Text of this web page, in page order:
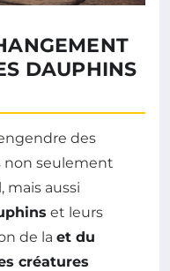
DAUPHINS
des
non seulement
mais aussi
et leurs
de la et du
créatures